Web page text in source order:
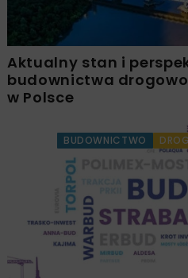
Aktualny stan i
budownictwa
w Polsce
BUDOWNICTWO